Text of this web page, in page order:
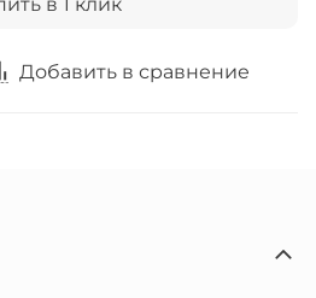
Добавить в сравнение